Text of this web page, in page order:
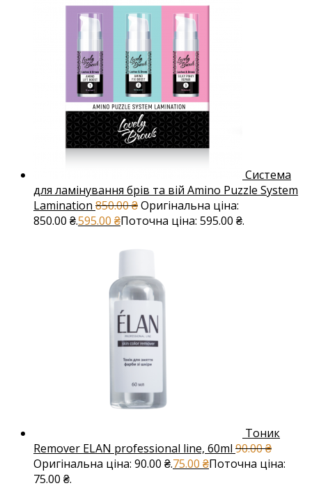
Система
для ламінування брів та вій Amino Puzzle System
Lamination 850.00₴Оригінальна ціна:
850.00 ₴.595.00 ₴Поточна ціна: 595.00 ₴.
Тоник
Remover ELAN professional line, 60ml 90.00₴
Оригінальна ціна: 90.00 ₴.75.00 ₴Поточна ціна:
75.00 ₴.